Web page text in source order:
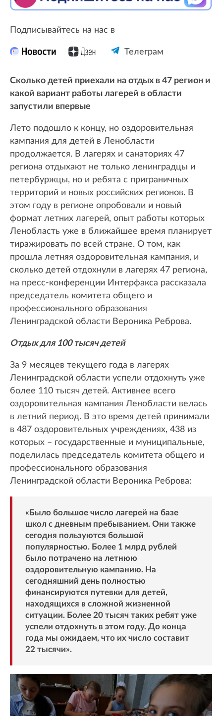
Подписывайтесь на нас в
Телеграм
Сколько детей приехали на отдых в 47 регион и
какой вариант работы лагерей в области
запустили впервые
Лето подошло к концу, но оздоровительная
кампания для детей в Ленобласти
продолжается. В лагерях и санаториях 47
региона отдыхают не только ленинградцы и
петербуржцы, но и ребята с приграничных
территорий и новых российских регионов. В
этом году в регионе опробовали и новый
формат летних лагерей, опыт работы которых
Ленобласть уже в ближайшее время планирует
тиражировать по всей стране. О том, как
прошла летняя оздоровительная кампания, и
сколько детей отдохнули в лагерях 47 региона,
на пресс-конференции Интерфакса рассказала
председатель комитета общего и
профессионального образования
Ленинградской области Вероника Реброва.
Отдых для 100 тысяч детей
За 9 месяцев текущего года в лагерях
Ленинградской области успели отдохнуть уже
более 110 тысяч детей. Активнее всего
оздоровительная кампания Ленобласти велась
в летний период. В это время детей принимали
в 487 оздоровительных учреждениях, 438 из
которых – государственные и муниципальные,
поделилась председатель комитета общего и
профессионального образования
Ленинградской области Вероника Реброва:
«Было большое число лагерей на базе
школ с дневным пребыванием. Они также
сегодня пользуются большой
популярностью. Более 1 млрд рублей
было потрачено на летнюю
оздоровительную кампанию. На
сегодняшний день полностью
финансируются путевки для детей,
находящихся в сложной жизненной
ситуации. Более 20 тысяч таких ребят уже
успели отдохнуть в этом году. До конца
года мы ожидаем, что их число составит
22 тысячи».